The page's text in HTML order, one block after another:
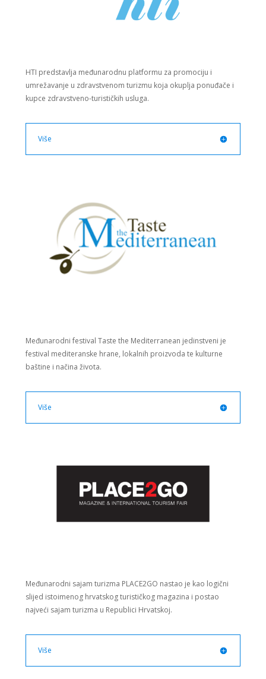
HTI predstavlja međunarodnu platformu za promociju i
umrežavanje u zdravstvenom turizmu koja okuplja ponuđače i
kupce zdravstveno-turističkih usluga.
Više
Međunarodni festival Taste the Mediterranean jedinstveni je
festival mediteranske hrane, lokalnih proizvoda te kulturne
baštine i načina života.
Više
Međunarodni sajam turizma PLACE2GO nastao je kao logični
slijed istoimenog hrvatskog turističkog magazina i postao
najveći sajam turizma u Republici Hrvatskoj.
Više